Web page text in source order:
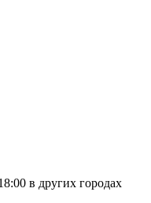
в других городах